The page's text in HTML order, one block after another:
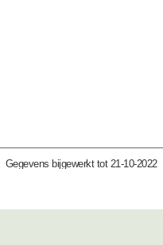
Gegevens bijgewerkt tot 21-10-2022